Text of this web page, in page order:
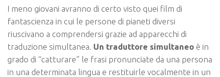
I meno giovani avranno di certo visto quei film di
fantascienza in cui le persone di pianeti diversi
riuscivano a comprendersi grazie ad apparecchi di
traduzione simultanea. Un traduttore simultaneo è in
grado di “catturare” le frasi pronunciate da una persona
in una determinata lingua e restituirle vocalmente in un